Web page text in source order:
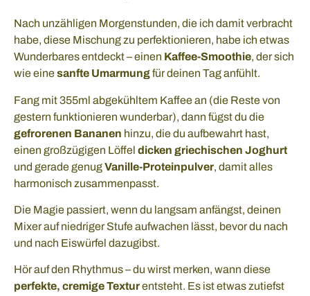
Nach unzähligen Morgenstunden, die ich damit verbracht
habe, diese Mischung zu perfektionieren, habe ich etwas
Wunderbares entdeckt – einen Kaffee-Smoothie, der sich
wie einesanfte Umarmungfür deinen Tag anfühlt.
Fang mit 355ml abgekühltem Kaffee an (die Reste von
gestern funktionieren wunderbar), dann fügst du die
gefrorenen Bananen hinzu, die du aufbewahrt hast,
einen großzügigen Löffel dicken griechischen Joghurt
und gerade genugVanille-Proteinpulver, damit alles
harmonisch zusammenpasst.
Die Magie passiert, wenn du langsam anfängst, deinen
Mixer auf niedriger Stufe aufwachen lässt, bevor du nach
und nach Eiswürfel dazugibst.
Hör auf den Rhythmus – du wirst merken, wann diese
perfekte, cremige Texturentsteht. Es ist etwas zutiefst